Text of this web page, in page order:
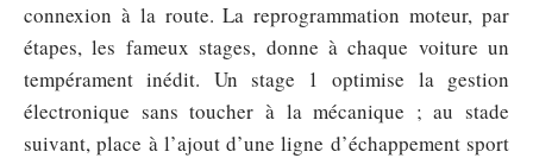
connexion à la route. La reprogrammation moteur, par
étapes, les fameux stages, donne à chaque voiture un
tempérament inédit. Un stage 1 optimise la gestion
électronique sans toucher à la mécanique ; au stade
suivant, place à l’ajout d’une ligne d’échappement sport